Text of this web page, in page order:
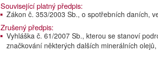
Související platný předpis:
Zákon č. 353/2003 Sb., o spotřebních daních,
Zrušený předpis:
Vyhláška č. 61/2007 Sb., kterou se stanoví
značkování některých dalších minerálních